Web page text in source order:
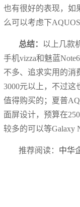
也有很好的表现，如
么可以考虑下AQUOS
总结： 以上几款
手机vizza和魅蓝
不多、追求实用的消
3000元以上，不过
值得购买的；夏普
面屏设计，预算在
较多的可以等Galaxy
推荐阅读： 中华